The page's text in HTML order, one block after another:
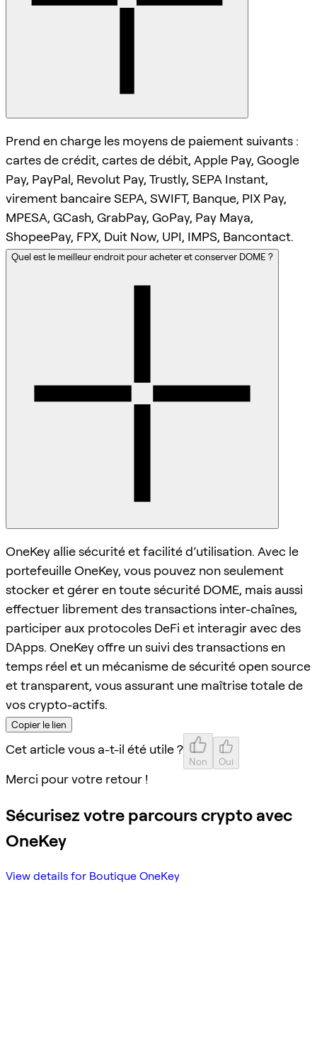
Prend en charge les moyens de paiement suivants :
cartes de crédit, cartes de débit, Apple Pay, Google
Pay, PayPal, Revolut Pay, Trustly, SEPA Instant,
virement bancaire SEPA, SWIFT, Banque, PIX Pay,
MPESA, GCash, GrabPay, GoPay, Pay Maya,
ShopeePay, FPX, Duit Now, UPI, IMPS, Bancontact.
Quel est le meilleur endroit pour acheter et conserver DOME ?
OneKey allie sécurité et facilité d’utilisation. Avec le
portefeuille OneKey, vous pouvez non seulement
stocker et gérer en toute sécurité DOME, mais aussi
effectuer librement des transactions inter-chaînes,
participer aux protocoles DeFi et interagir avec des
DApps. OneKey offre un suivi des transactions en
temps réel et un mécanisme de sécurité open source
et transparent, vous assurant une maîtrise totale de
vos crypto-actifs.
Copier le lien
Cet article vous a-t-il été utile ?
Non Oui
Merci pour votre retour !
Sécurisez votre parcours crypto avec
OneKey
View details for Boutique OneKey